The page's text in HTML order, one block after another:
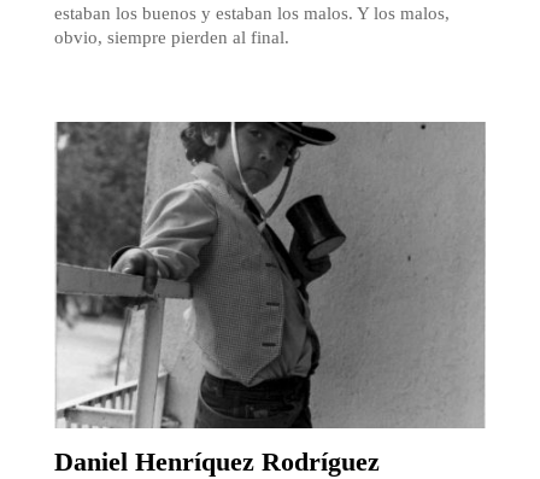
estaban los buenos y estaban los malos. Y los malos,
obvio, siempre pierden al final.
Daniel Henríquez Rodríguez